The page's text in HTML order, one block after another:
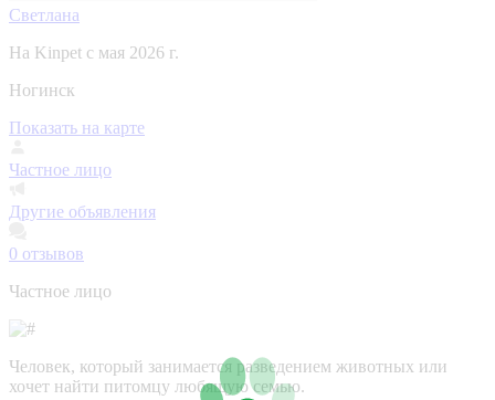
Светлана
На Kinpet c мая 2026 г.
Ногинск
Показать на карте
Частное лицо
Другие объявления
0 отзывов
Частное лицо
Человек, который занимается разведением животных или
хочет найти питомцу любящую семью.